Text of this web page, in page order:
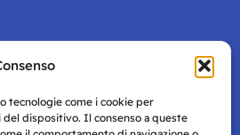
tecnologie come i cookie per
dispositivo. Il consenso a queste